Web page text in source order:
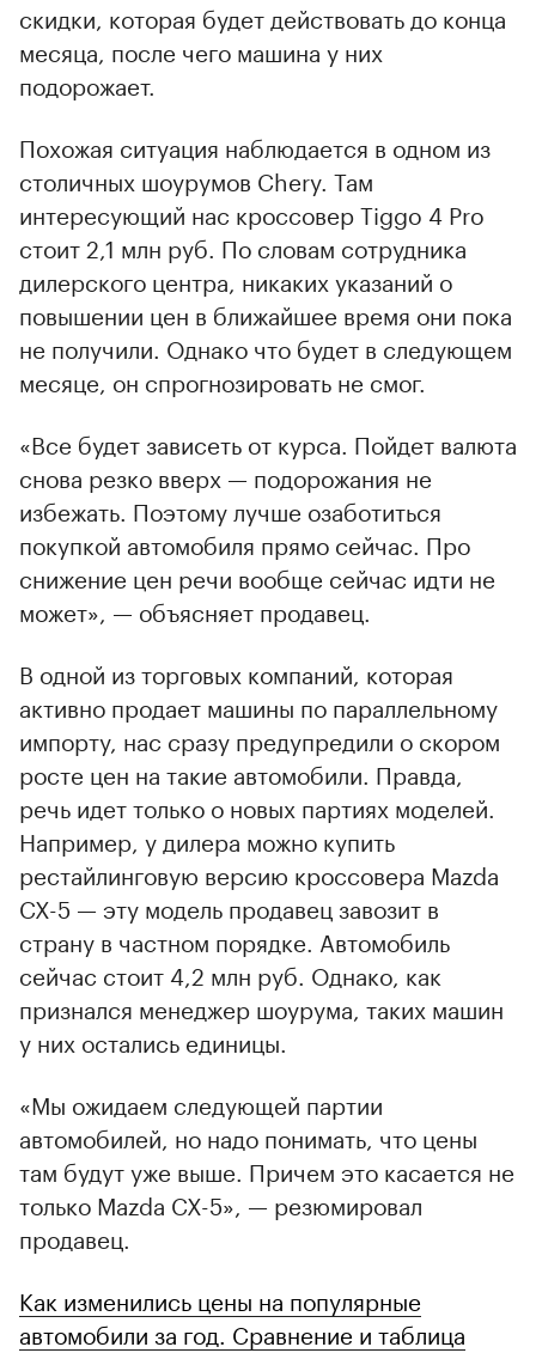
скидки, которая будет действовать до конца
месяца, после чего машина у них
подорожает.
Похожая ситуация наблюдается в одном из
столичных шоурумов Chery. Там
интересующий нас кроссовер Tiggo 4 Pro
стоит 2,1 млн руб. По словам сотрудника
дилерского центра, никаких указаний о
повышении цен в ближайшее время они пока
не получили. Однако что будет в следующем
месяце, он спрогнозировать не смог.
«Все будет зависеть от курса. Пойдет валюта
снова резко вверх — подорожания не
избежать. Поэтому лучше озаботиться
покупкой автомобиля прямо сейчас. Про
снижение цен речи вообще сейчас идти не
может», — объясняет продавец.
В одной из торговых компаний, которая
активно продает машины по параллельному
импорту, нас сразу предупредили о скором
росте цен на такие автомобили. Правда,
речь идет только о новых партиях моделей.
Например, у дилера можно купить
рестайлинговую версию кроссовера Mazda
CX-5 — эту модель продавец завозит в
страну в частном порядке. Автомобиль
сейчас стоит 4,2 млн руб. Однако, как
признался менеджер шоурума, таких машин
у них остались единицы.
«Мы ожидаем следующей партии
автомобилей, но надо понимать, что цены
там будут уже выше. Причем это касается не
только Mazda CX-5», — резюмировал
продавец.
Как изменились цены на популярные
автомобили за год. Сравнение и таблица